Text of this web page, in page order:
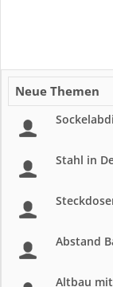
Neue Themen
Stahl in
Abstand
Altbau